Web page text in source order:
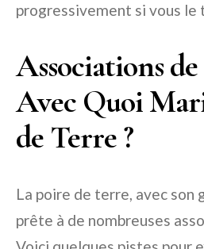
progressivement si vous le
Associations de
Avec Quoi
de Terre ?
La poire de terre, avec son
prête à de nombreuses